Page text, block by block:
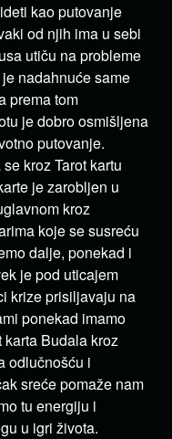
kao putovanje
od njih ima u sebi
utiču na probleme
nadahnuće same
prema tom
je dobro osmišljena
putovanje.
kroz Tarot kartu
je zarobljen u
kroz
koje se susreću
dalje, ponekad i
je pod uticajem
krize prisiljavaju na
ponekad imamo
karta Budala kroz
odlučnošću i
sreće pomaže nam
tu energiju i
u igri života.